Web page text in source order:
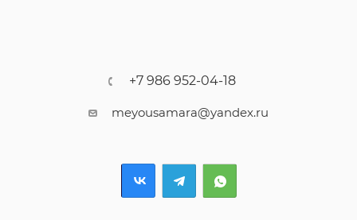
+7 986 952-04-18
meyousamara@yandex.ru